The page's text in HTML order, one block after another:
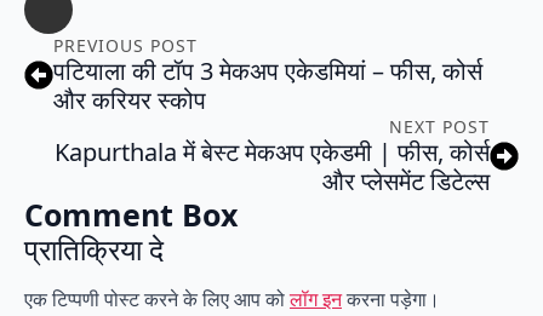
PREVIOUS POST
पटियाला की टॉप 3 मेकअप एकेडमियां – फीस, कोर्स
और करियर स्कोप
NEXT POST
Kapurthala में बेस्ट मेकअप एकेडमी | फीस, कोर्स
और प्लेसमेंट डिटेल्स
Comment Box
प्रातिक्रिया दे
एक टिप्पणी पोस्ट करने के लिए आप कोलॉग इनकरना पड़ेगा।